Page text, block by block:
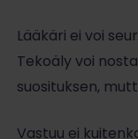
Lääkäri ei voi
Tekoäly voi
suosituksen,
Vastuu ei